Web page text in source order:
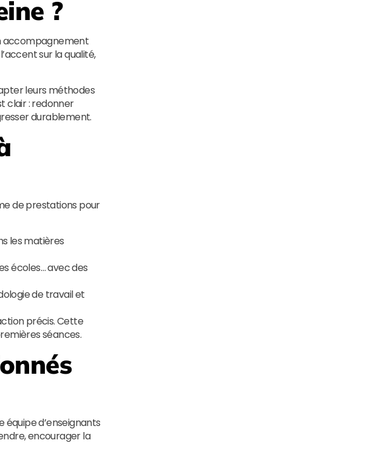
?
accompagnement
sur la qualité,
leurs méthodes
clair : redonner
durablement.
de prestations pour
les matières
écoles… avec des
de travail et
précis. Cette
séances.
équipe d’enseignants
encourager la